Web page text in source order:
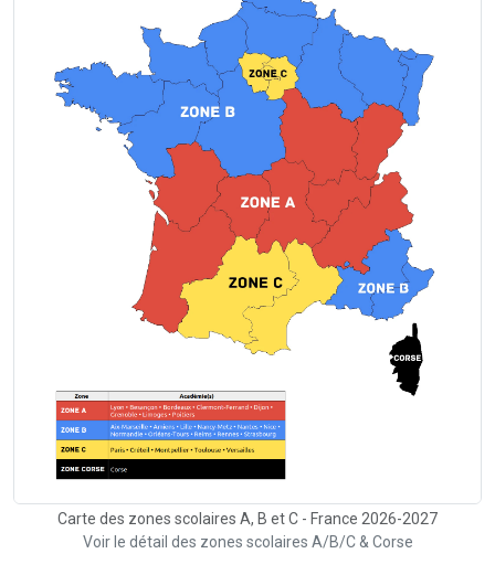
Carte des zones scolaires A, B et C - France 2026-2027
Voir le détail des zones scolaires A/B/C & Corse